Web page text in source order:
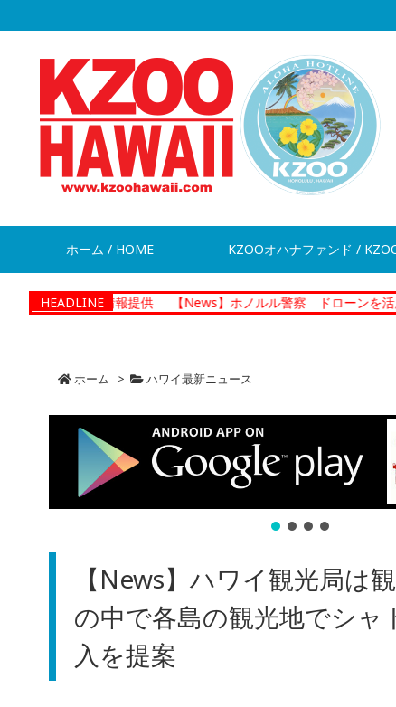
ホーム / HOME KZOOオハナファンド /
HEADLINE
情報提供 【News】ホノルル警察 ドローンを活用した捜査プ
ホーム > ハワイ最新ニュース
【News】ハワイ観光局は
の中で各島の観光地でシャ
入を提案